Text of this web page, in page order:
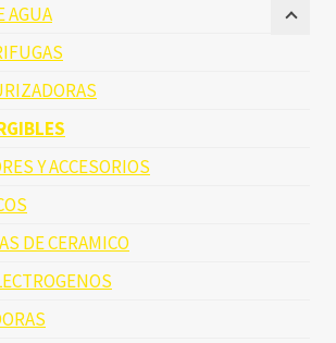
AGUA
Y ACCESORIOS
DE CERAMICO